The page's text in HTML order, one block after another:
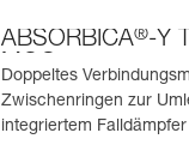
ABSORBICA®-Y
MGO
Doppeltes
Zwischenringen zur
integriertem